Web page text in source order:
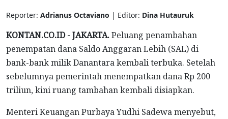
Reporter: Adrianus Octaviano | Editor: Dina Hutauruk
KONTAN.CO.ID - JAKARTA.Peluang penambahan
penempatan dana Saldo Anggaran Lebih (SAL) di
bank-bank milik Danantara kembali terbuka. Setelah
sebelumnya pemerintah menempatkan dana Rp 200
triliun, kini ruang tambahan kembali disiapkan.
Menteri Keuangan Purbaya Yudhi Sadewa menyebut,